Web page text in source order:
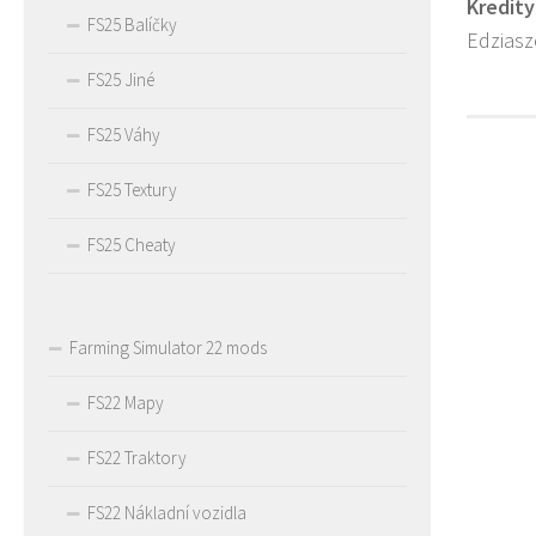
FS25 Balíčky
FS25 Jiné
FS25 Váhy
FS25 Textury
FS25 Cheaty
Farming Simulator 22 mods
FS22 Mapy
FS22 Traktory
FS22 Nákladní vozidla